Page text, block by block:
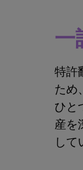
一
特許
ため
ひと
産を
して